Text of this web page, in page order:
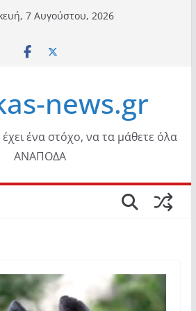
7 Αυγούστου, 2026
news.gr
ένα στόχο, να τα μάθετε όλα
ΑΝΑΠΟΔΑ